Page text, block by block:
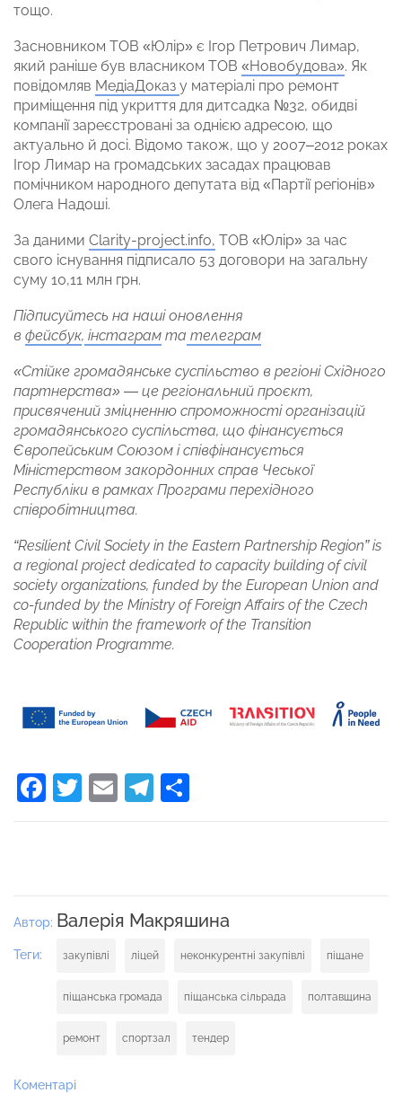
тощо.
Засновником ТОВ «Юлір» є Ігор Петрович Лимар,
який раніше був власником ТОВ «Новобудова». Як
повідомляв МедіаДоказ у матеріалі про ремонт
приміщення під укриття для дитсадка №32, обидві
компанії зареєстровані за однією адресою, що
актуально й досі. Відомо також, що у 2007–2012 роках
Ігор Лимар на громадських засадах працював
помічником народного депутата від «Партії регіонів»
Олега Надоші.
За даними Сlarity-project.info, ТОВ «Юлір» за час
свого існування підписало 53 договори на загальну
суму 10,11 млн грн.
Підписуйтесь на наші оновлення
в фейсбук, інстаграм та телеграм
«Стійке громадянське суспільство в регіоні Східного
партнерства» — це регіональний проєкт,
присвячений зміцненню спроможності організацій
громадянського суспільства, що фінансується
Європейським Союзом і співфінансується
Міністерством закордонних справ Чеської
Республіки в рамках Програми перехідного
співробітництва.
“Resilient Civil Society in the Eastern Partnership Region” is
a regional project dedicated to capacity building of civil
society organizations, funded by the European Union and
co-funded by the Ministry of Foreign Affairs of the Czech
Republic within the framework of the Transition
Cooperation Programme.
Facebook
Twitter
EmailTelegram
Автор: Валерія Макряшина
Теги: закупівлі ліцей неконкурентні закупівлі піщане
піщанська громада піщанська сільрада полтавщина
ремонт спортзал тендер
Коментарі